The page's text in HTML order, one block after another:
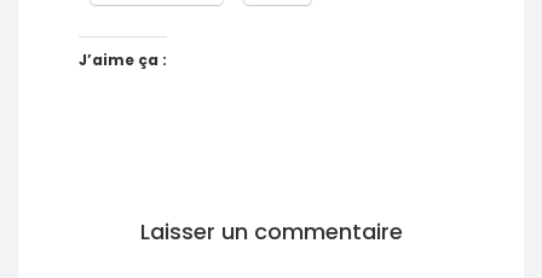
J’aime ça :
Laisser un commentaire